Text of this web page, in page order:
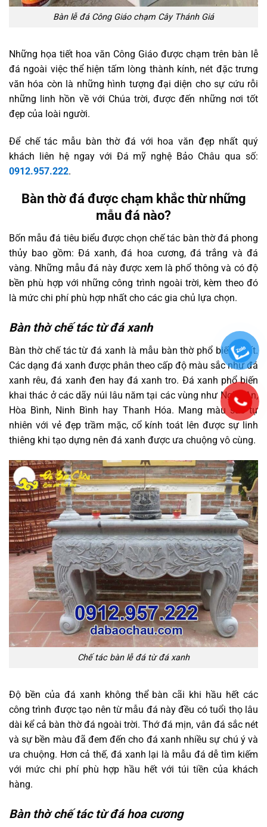
Bàn lễ đá Công Giáo chạm Cây Thánh Giá
Những họa tiết hoa văn Công Giáo được chạm trên bàn lễ
đá ngoài việc thể hiện tấm lòng thành kính, nét đặc trưng
văn hóa còn là những hình tượng đại diện cho sự cứu rỗi
những linh hồn về với Chúa trời, được đến những nơi tốt
đẹp của loài người.
Để chế tác mẫu bàn thờ đá với hoa văn đẹp nhất quý
khách liên hệ ngay với Đá mỹ nghệ Bảo Châu qua số:
0912.957.222.
Bàn thờ đá được chạm khắc thừ những
mẫu đá nào?
Bốn mẫu đá tiêu biểu được chọn chế tác bàn thờ đá phong
thủy bao gồm: Đá xanh, đá hoa cương, đá trắng và đá
vàng. Những mẫu đá này được xem là phổ thông và có độ
bền phù hợp với những công trình ngoài trời, kèm theo đó
là mức chi phí phù hợp nhất cho các gia chủ lựa chọn.
Bàn thờ chế tác từ đá xanh
Bàn thờ chế tác từ đá xanh là mẫu bàn thờ phổ biến nhất.
Các dạng đá xanh được phân theo cấp độ màu sắc như đá
xanh rêu, đá xanh đen hay đá xanh tro. Đá xanh phổ biến
khai thác ở các dãy núi lâu năm tại các vùng như Nghệ An,
Hòa Bình, Ninh Bình hay Thanh Hóa. Mang màu sắc tự
nhiên với vẻ đẹp trầm mặc, cổ kính toát lên được sự linh
thiêng khi tạo dựng nên đá xanh được ưa chuộng vô cùng.
Chế tác bàn lễ đá từ đá xanh
Độ bền của đá xanh không thể bàn cãi khi hầu hết các
công trình được tạo nên từ mẫu đá này đều có tuổi thọ lâu
dài kể cả bàn thờ đá ngoài trời. Thớ đá mịn, vân đá sắc nét
và sự bền màu đã đem đến cho đá xanh nhiều sự chú ý và
ưa chuộng. Hơn cả thế, đá xanh lại là mẫu đá dễ tìm kiếm
với mức chi phí phù hợp hầu hết với túi tiền của khách
hàng.
Bàn thờ chế tác từ đá hoa cương